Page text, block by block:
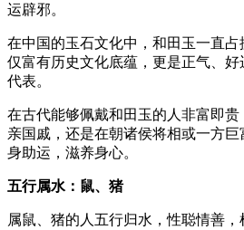
运辟邪。
在中国的玉石文化中，和田玉一直
仅富有历史文化底蕴，更是正气、
代表。
在古代能够佩戴和田玉的人非富即贵
亲国戚，还是在朝诸侯将相或一方
身助运，滋养身心。
五行属水：鼠、猪
属鼠、猪的人五行归水，性聪情善